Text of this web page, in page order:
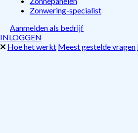
Zonwering-specialist
Aanmelden als bedrijf
INLOGGEN
Hoe het werkt Meest gestelde vragen